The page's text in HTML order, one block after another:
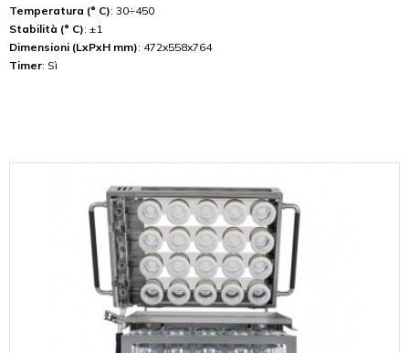
Temperatura (° C): 30÷450
Stabilità (° C): ±1
Dimensioni (LxPxH mm): 472x558x764
Timer: Sì